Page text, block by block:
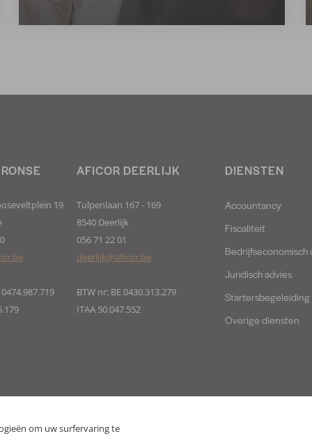
DIENSTEN
Accountancy
Fiscaliteit
Bedrijfseconomisch
Juridisch advies
Startersbegeleiding
Overige diensten
AFICOR DEERLIJK
Tulpenlaan 167 - 169
8540 Deerlijk
056 71 22 01
deerlijk@aficor.be
BTW nr: BE 0430.313.279
ITAA 50.047.552
19
om uw surfervaring te